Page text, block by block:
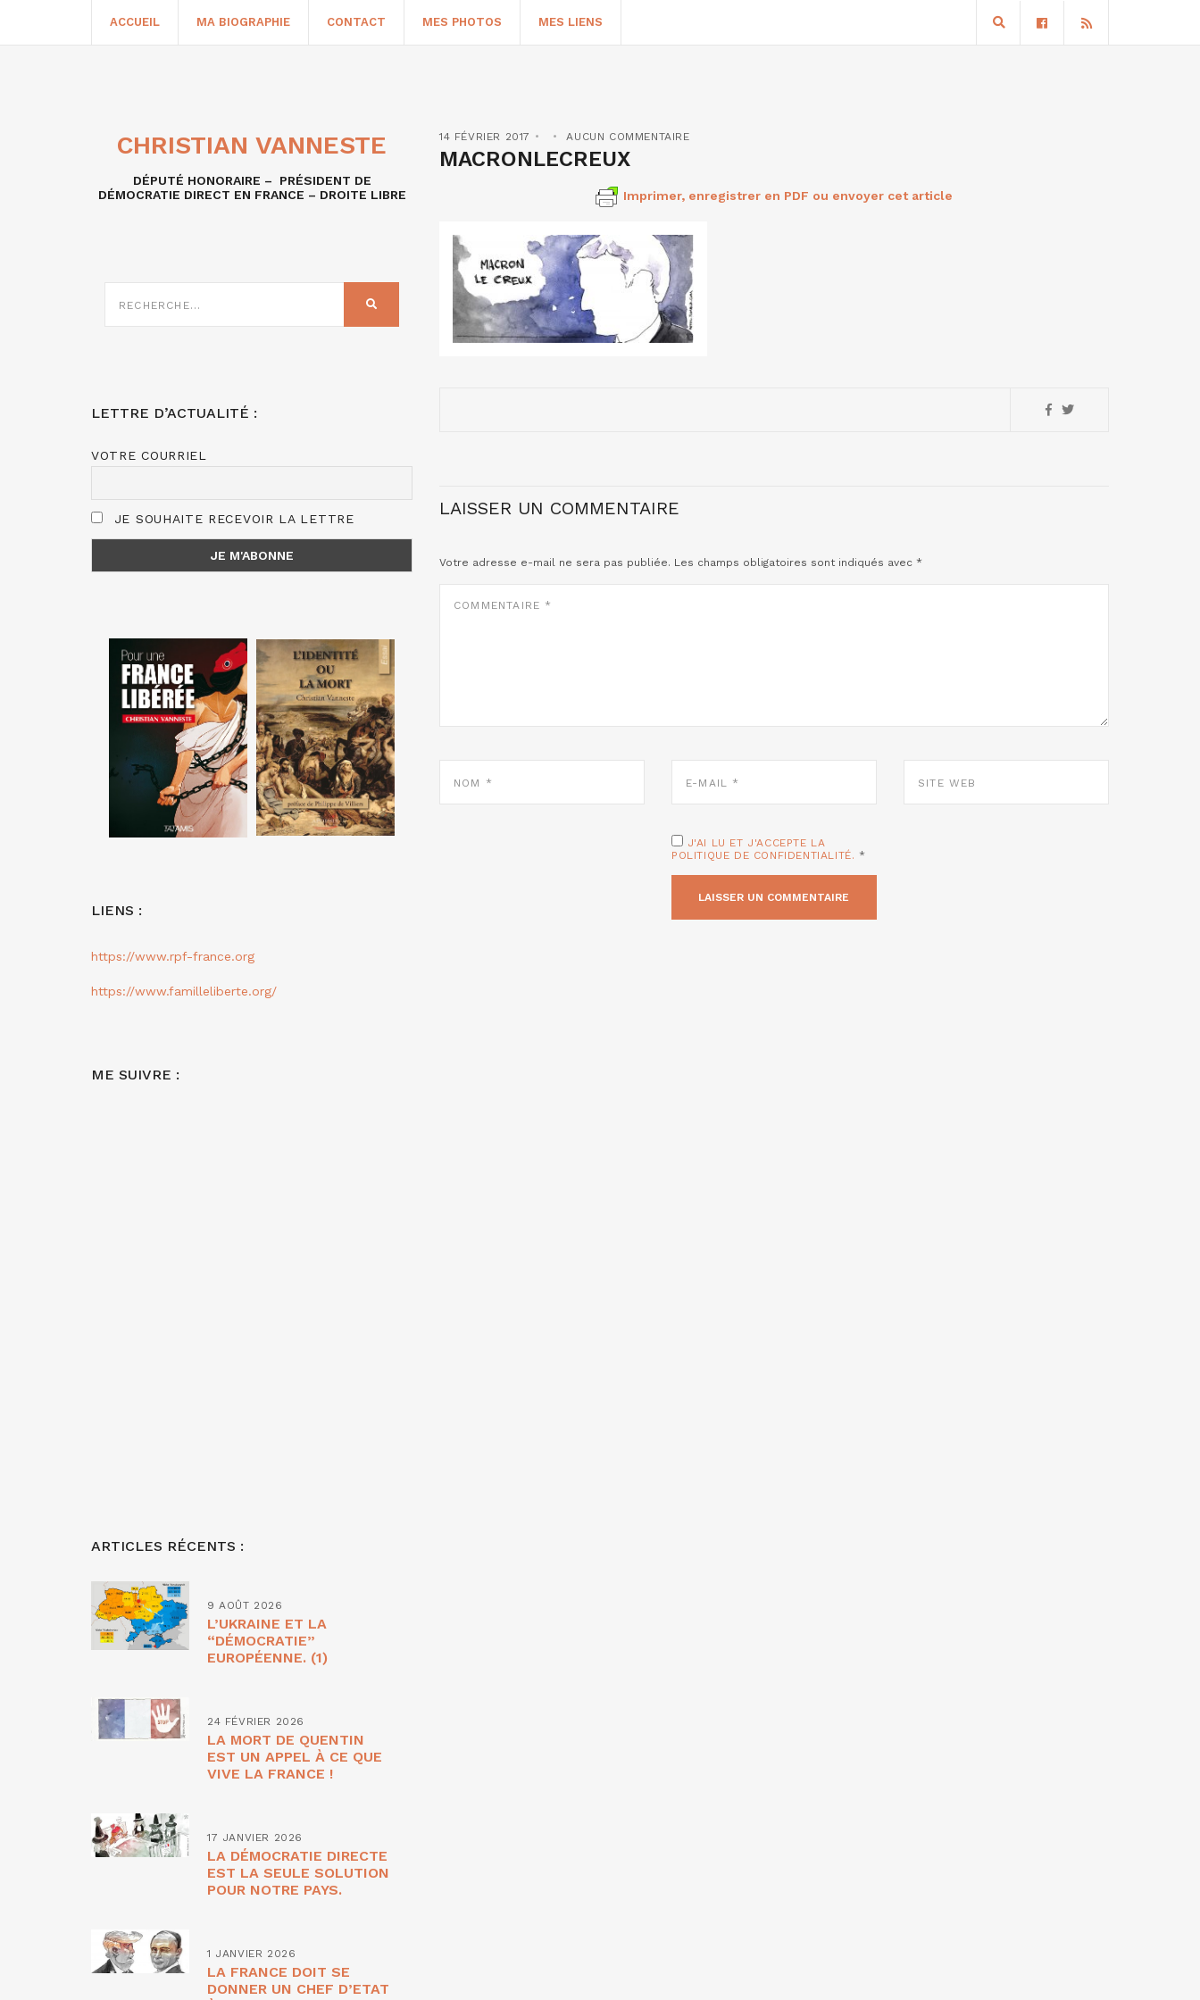
ACCUEIL MA BIOGRAPHIE CONTACT MES PHOTOS MES LIENS
14 FÉVRIER 2017 AUCUN COMMENTAIRE
MACRONLECREUX
Imprimer, enregistrer en PDF ou envoyer cet article
LAISSER UN COMMENTAIRE
Votre adresse e-mail ne sera pas publiée. Les champs obligatoires sont indiqués avec *
COMMENTAIRE
NOM
E-
MAIL
SITE
WEB
J'AI LU ET J'ACCEPTE LA
POLITIQUE DE CONFIDENTIALITÉ. *
CHRISTIAN VANNESTE
DÉPUTÉ HONORAIRE – PRÉSIDENT DE
DÉMOCRATIE DIRECT EN FRANCE – DROITE LIBRE
SUR
LETTRE D’ACTUALITÉ :
VOTRE COURRIEL
JE SOUHAITE RECEVOIR LA LETTRE
LIENS :
https://www.rpf-france.org
https://www.familleliberte.org/
ME SUIVRE :
ARTICLES RÉCENTS :
9 AOÛT 2026
L’UKRAINE ET LA
“DÉMOCRATIE”
EUROPÉENNE. (1)
24 FÉVRIER 2026
LA MORT DE QUENTIN
EST UN APPEL À CE QUE
VIVE LA FRANCE !
17 JANVIER 2026
LA DÉMOCRATIE DIRECTE
EST LA SEULE SOLUTION
POUR NOTRE PAYS.
1 JANVIER 2026
LA FRANCE DOIT SE
DONNER UN CHEF D’ETAT